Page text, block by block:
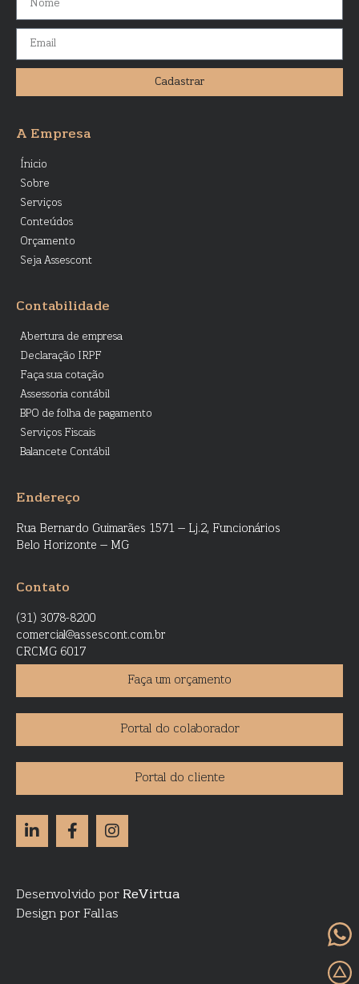
Cadastrar
A Empresa
Ínicio
Sobre
Serviços
Conteúdos
Orçamento
Seja Assescont
Contabilidade
Abertura de empresa
Declaração IRPF
Faça sua cotação
Assessoria contábil
BPO de folha de pagamento
Serviços Fiscais
Balancete Contábil
Endereço
Rua Bernardo Guimarães 1571 – Lj.2, Funcionários
Belo Horizonte – MG
Contato
(31) 3078-8200
comercial@assescont.com.br
CRCMG 6017
Faça um orçamento
Portal do colaborador
Portal do cliente
Desenvolvido por ReVirtua
Design por Fallas